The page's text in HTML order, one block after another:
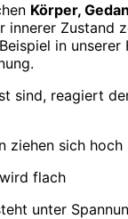
Körper,
innerer Zustand
in unserer
sind, reagiert
ziehen sich hoch
flach
unter